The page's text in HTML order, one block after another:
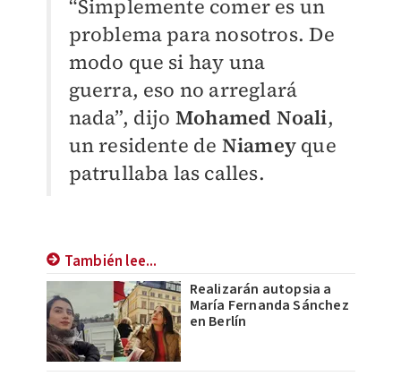
“Simplemente comer es un
problema para nosotros. De
modo que si hay una
guerra, eso no arreglará
nada”, dijo Mohamed Noali,
un residente de Niamey que
patrullaba las calles.
También lee...
Realizarán autopsia a
María Fernanda Sánchez
en Berlín